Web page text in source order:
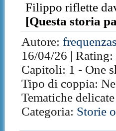
Filippo riflette
[Questa storia
Autore:
16/04/26 |
Capitoli: 1 - One
Tipo di coppia:
Tematiche delicate
Categoria: Storie